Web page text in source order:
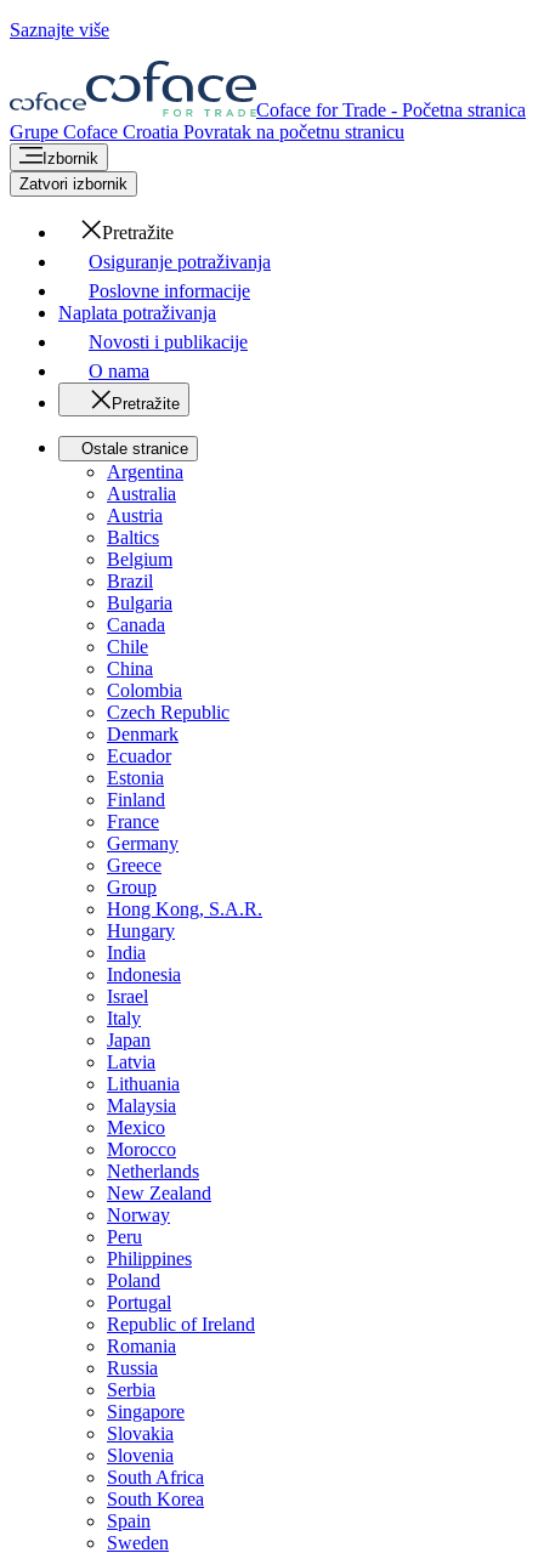
Saznajte više
Coface for Trade - Početna stranica
Grupe Coface Croatia Povratak na početnu stranicu
Izbornik
Zatvori izbornik
Pretražite
Osiguranje potraživanja
Poslovne informacije
Naplata potraživanja
Novosti i publikacije
O nama
Pretražite
Ostale stranice
Argentina
Australia
Austria
Baltics
Belgium
Brazil
Bulgaria
Canada
Chile
China
Colombia
Czech Republic
Denmark
Ecuador
Estonia
Finland
France
Germany
Greece
Group
Hong Kong, S.A.R.
Hungary
India
Indonesia
Israel
Italy
Japan
Latvia
Lithuania
Malaysia
Mexico
Morocco
Netherlands
New Zealand
Norway
Peru
Philippines
Poland
Portugal
Republic of Ireland
Romania
Russia
Serbia
Singapore
Slovakia
Slovenia
South Africa
South Korea
Spain
Sweden